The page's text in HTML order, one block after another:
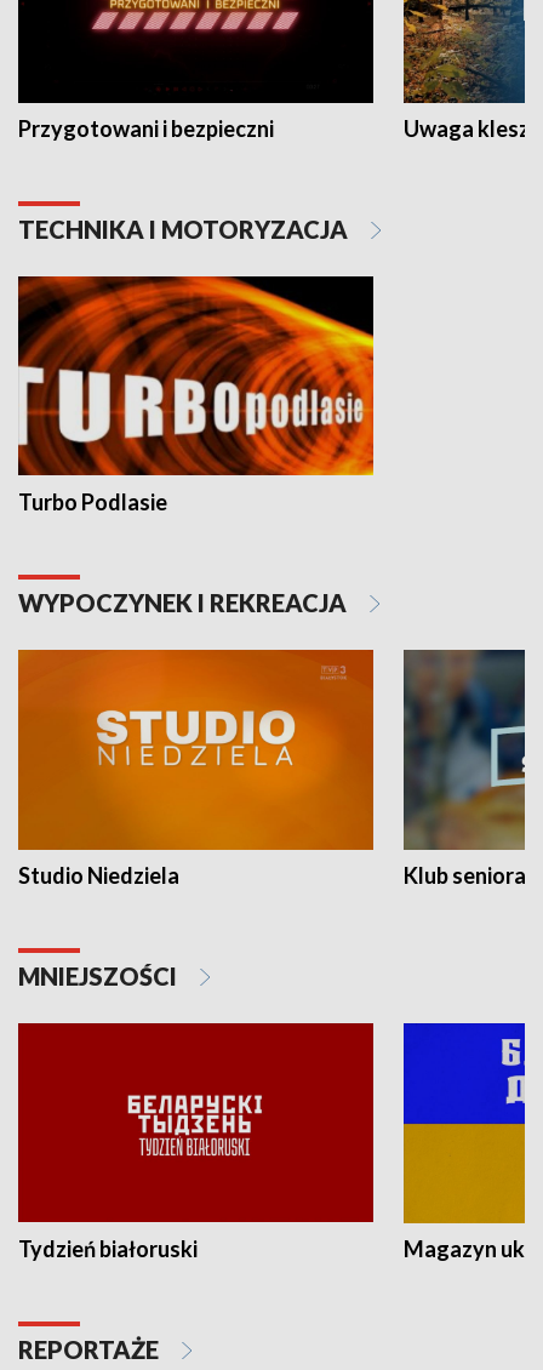
Przygotowani i bezpieczni Uwaga
TECHNIKA I MOTORYZACJA
Turbo Podlasie
WYPOCZYNEK I REKREACJA
Studio Niedziela Klub seniora
MNIEJSZOŚCI
Tydzień białoruski Magazyn
REPORTAŻE